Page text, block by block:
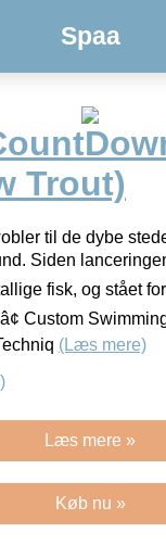
Spaa
Trout)
til de dybe
Siden lanceringen
fisk, og stået for
Custom
(Læs mere)
Læs mere »
Køb nu »